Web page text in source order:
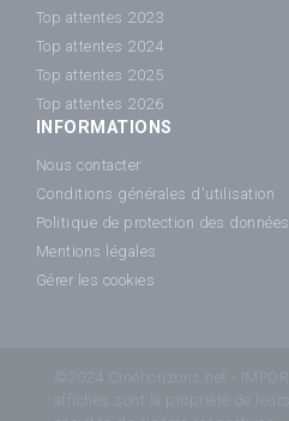
Top attentes 2023
Top attentes 2024
Top attentes 2025
Top attentes 2026
INFORMATIONS
Nous contacter
Conditions générales d'utilisation
Politique de protection des données
Mentions légales
Gérer les cookies